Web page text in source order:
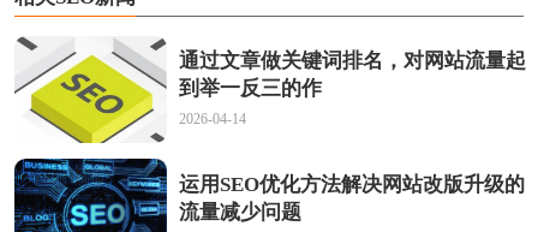
通过文章做关键词排名，对网站流量起
到举一反三的作
2026-04-14
运用SEO优化方法解决网站改版升级的
流量减少问题